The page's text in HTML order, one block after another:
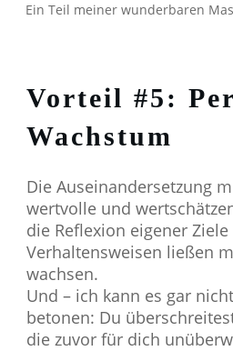
Ein Teil meiner wunderbaren
Vorteil #5:
Wachstum
Die Auseinandersetzung
wertvolle und
die Reflexion eigener
Verhaltensweisen ließen
wachsen.
Und – ich kann es gar
betonen: Du
die zuvor für dich